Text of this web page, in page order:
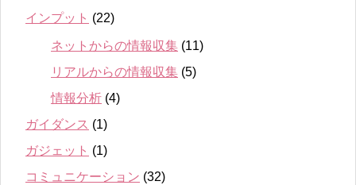
インプット (22)
ネットからの情報収集 (11)
リアルからの情報収集 (5)
情報分析 (4)
ガイダンス (1)
ガジェット (1)
コミュニケーション (32)